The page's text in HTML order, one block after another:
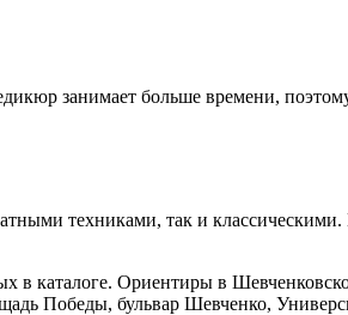
занимает больше времени,
техниками, так и
в каталоге. Ориентиры в
Победы, бульвар Шевченко,